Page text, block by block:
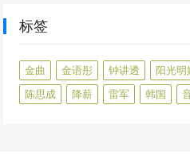
标签
金曲 金语彤 钟讲透 阳光明
陈思成
降薪 雷军 韩国